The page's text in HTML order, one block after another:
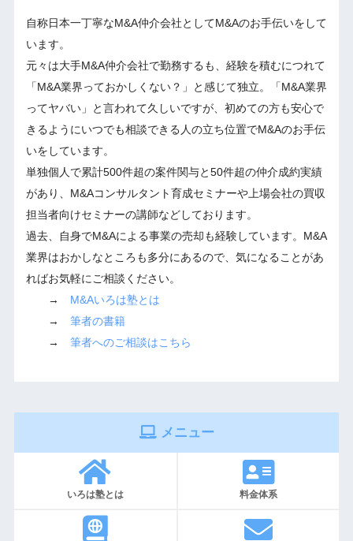
自称日本一丁寧なM&A仲介会社としてM&Aのお手伝いをして
います。
元々は大手M&A仲介会社で勤務するも、経験を積むにつれて
「M&A業界っておかしくない？」と感じて独立。「M&A業界
ってヤバい」と言われて久しいですが、初めての方も安心で
きるようにいつでも相談できる人の立ち位置でM&Aのお手伝
いをしています。
単独個人で累計500件超の案件関与と50件超の仲介成約実績
があり、M&Aコンサルタント育成セミナーや上場会社の買収
担当者向けセミナーの講師などしております。
過去、自身でM&Aによる事業の売却も経験しています。M&A
業界はおかしなところも多分にあるので、気になることがあ
ればお気軽にご相談ください。
→ M&Aいろは塾とは
→ 筆者の書籍
→ 筆者へのご相談はこちら
メニュー
いろは塾とは 料金体系